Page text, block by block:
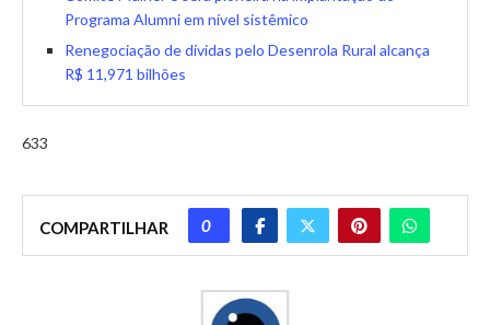
Programa Alumni em nível sistêmico
Renegociação de dívidas pelo Desenrola Rural alcança
R$ 11,971 bilhões
633
COMPARTILHAR 0